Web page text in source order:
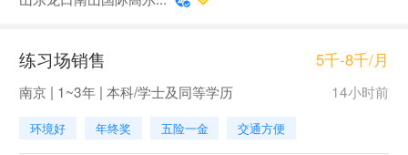
练习场销售 5千-8千/月
南京 | 1~3年 | 本科/学士及同等学历 14小时前
环境好 年终奖 五险一金 交通方便